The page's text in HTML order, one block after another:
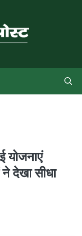
योजनाएं
देखा सीधा